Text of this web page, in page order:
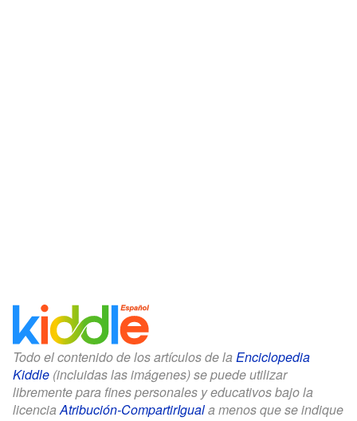
Todo el contenido de los artículos de la Enciclopedia
Kiddle (incluidas las imágenes) se puede utilizar
libremente para fines personales y educativos bajo la
licenciaAtribución-CompartirIguala menos que se indique